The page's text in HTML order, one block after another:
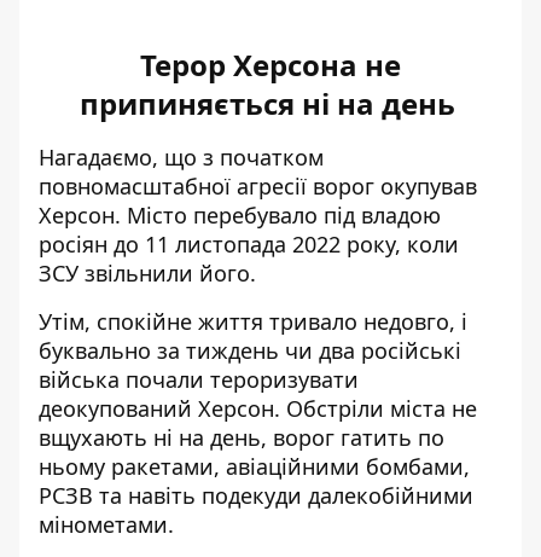
Терор Херсона не
припиняється ні на день
Нагадаємо, що з початком
повномасштабної агресії ворог окупував
Херсон. Місто перебувало під владою
росіян до 11 листопада 2022 року, коли
ЗСУ звільнили його.
Утім, спокійне життя тривало недовго, і
буквально за тиждень чи два російські
війська почали тероризувати
деокупований Херсон. Обстріли міста не
вщухають ні на день, ворог гатить по
ньому ракетами, авіаційними бомбами,
РСЗВ та навіть подекуди далекобійними
мінометами.